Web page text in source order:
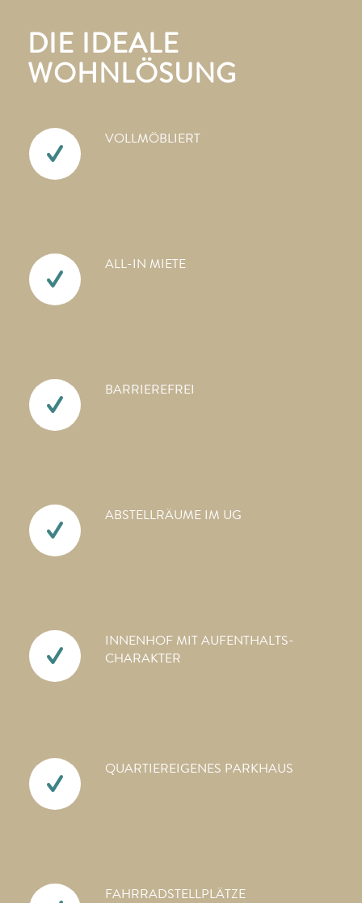
DIE IDEALE
WOHNLÖSUNG
VOLLMÖBLIERT
ALL-IN MIETE
BARRIEREFREI
ABSTELLRÄUME IM UG
INNENHOF MIT AUFENTHALTS­
CHARAKTER
QUARTIEREIGENES PARKHAUS
FAHRRAD­STELLPLÄTZE